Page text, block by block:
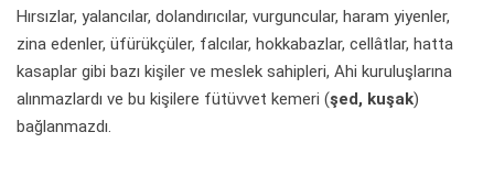
Hırsızlar, yalancılar, dolandırıcılar, vurguncular, haram yiyenler,
zina edenler, üfürükçüler, falcılar, hokkabazlar, cellâtlar, hatta
kasaplar gibi bazı kişiler ve meslek sahipleri, Ahi kuruluşlarına
alınmazlardı ve bu kişilere fütüvvet kemeri (şed, kuşak)
bağlanmazdı.